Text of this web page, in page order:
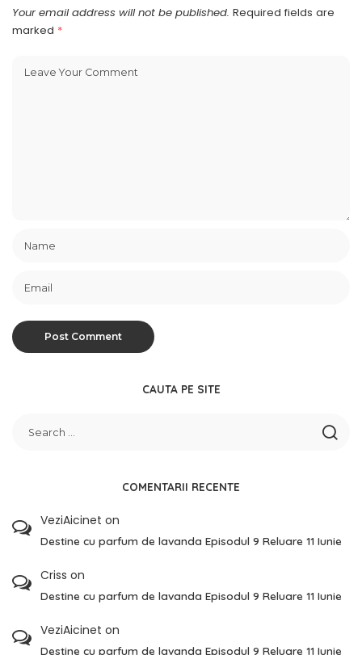
Your email address will not be published. Required fields are
marked *
CAUTA PE SITE
COMENTARII RECENTE
VeziAicinet on
Destine cu parfum de lavanda Episodul 9 Reluare 11 Iunie
Criss on
Destine cu parfum de lavanda Episodul 9 Reluare 11 Iunie
VeziAicinet on
Destine cu parfum de lavanda Episodul 9 Reluare 11 Iunie